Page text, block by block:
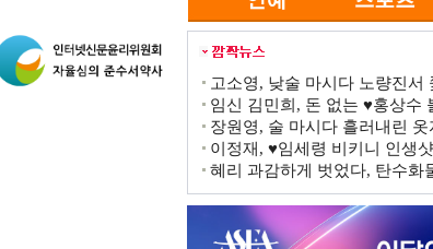
고소영, 낮술 마시다 노량진서
임신 김민희, 돈 없는 ♥홍상수
장원영, 술 마시다 흘러내린
이정재, ♥임세령 비키니 인생
혜리 과감하게 벗었다, 탄수화